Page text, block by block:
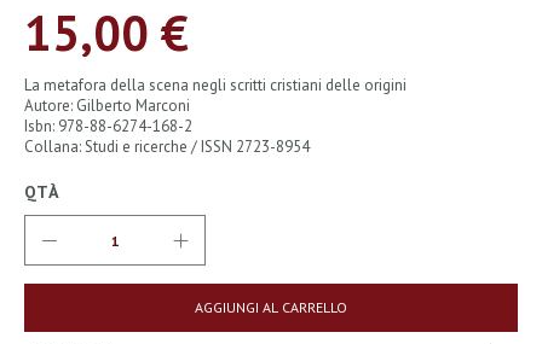
immagini
15,00 €
La metafora della scena negli scritti cristiani delle origini
Autore: Gilberto Marconi
Isbn: 978-88-6274-168-2
Collana: Studi e ricerche / ISSN 2723-8954
QTÀ
AGGIUNGI AL CARRELLO